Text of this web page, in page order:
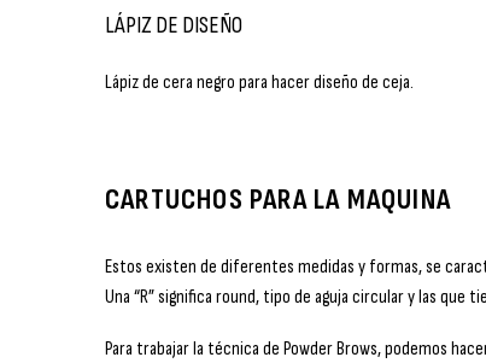
LÁPIZ DE DISEÑO
Lápiz de cera negro para hacer diseño de ceja.
CARTUCHOS PARA LA MAQUINA
Estos existen de diferentes medidas y formas, se
Una “R” significa round, tipo de aguja circular y las que
Para trabajar la técnica de Powder Brows, podemos